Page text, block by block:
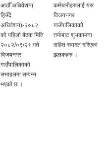
आठौँ अधिवेशन(
हिउँदे
अधिवेशन)-२०८२
को पहिलो बैठक मिति
२०८२/०९/२९ गते
विजयनगर
गाउँपालिकाको
सभाहलमा सम्पन्न
भएको छ ।
कर्मचारीहरुलाई यस
विजयनगर
गाउँपालिकाको
तर्फबाट शुभकामना
सहित स्वागत गरिएका
झलकहरु ।